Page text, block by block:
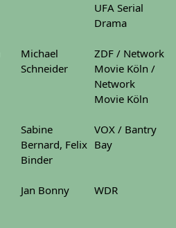
UFA Serial
Drama
Michael
Schneider
ZDF / Network
Movie Köln /
Network
Movie Köln
Sabine
Bernard, Felix
Binder
VOX / Bantry
Bay
Jan Bonny WDR